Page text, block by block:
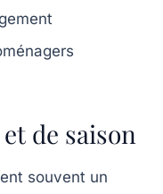
de saison
souvent un